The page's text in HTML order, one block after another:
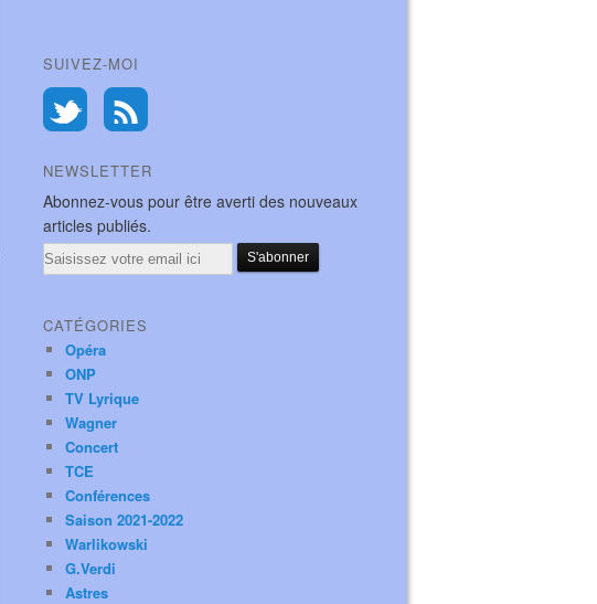
SUIVEZ-MOI
NEWSLETTER
Abonnez-vous pour être averti des nouveaux
articles publiés.
Email
CATÉGORIES
Opéra
ONP
TV Lyrique
Wagner
Concert
TCE
Conférences
Saison 2021-2022
Warlikowski
G.Verdi
Astres